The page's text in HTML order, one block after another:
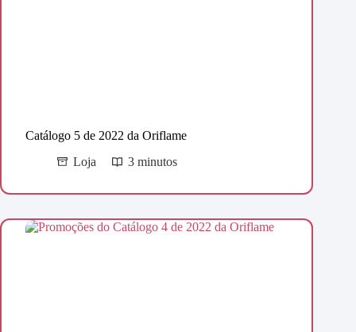
Catálogo 5 de 2022 da Oriflame
Loja
3 minutos